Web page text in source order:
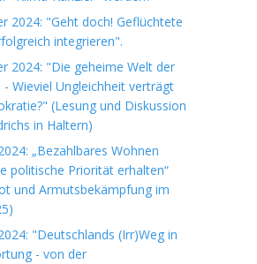
2024: "Geht doch! Geflüchtete
integrieren".
2024: "Die geheime Welt der
- Wieviel Ungleichheit verträgt
(Lesung und Diskussion
in Haltern)
„Bezahlbares Wohnen
politische Priorität erhalten“
und Armutsbekämpfung im
"Deutschlands (Irr)Weg in
- von der